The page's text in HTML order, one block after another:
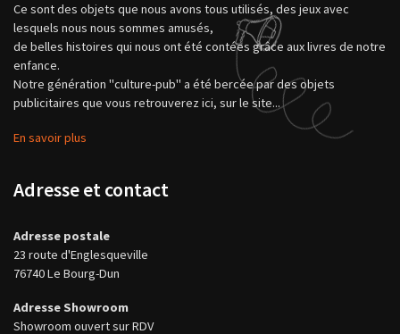
Ce sont des objets que nous avons tous utilisés, des jeux avec
lesquels nous nous sommes amusés,
de belles histoires qui nous ont été contées grâce aux livres de notre
enfance.
Notre génération "culture-pub" a été bercée par des objets
publicitaires que vous retrouverez ici, sur le site...
En savoir plus
Adresse et contact
Adresse postale
23 route d'Englesqueville
76740 Le Bourg-Dun
Adresse Showroom
Showroom ouvert sur RDV